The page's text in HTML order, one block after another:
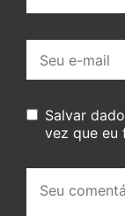
mail:
Salvar
vez que eu
comentário: